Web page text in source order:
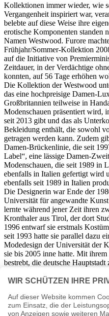
Kollektionen immer wieder, wie
Vergangenheit inspiriert war,
belebte auf diese Weise ihre
erotische Komponenten standen
Namen Westwood. Furore
Frühjahr/Sommer-Kollektion
auf die Initiative von
Zeitdauer, in der Verdächtige
konnten, auf 56 Tage erhöhen
Die Kollektion der Westwood
das eine hochpreisige Damen-
Großbritannien teilweise in
Modenschauen präsentiert wird,
seit 2013 gibt und das als
Bekleidung enthält, die sowohl
getragen werden kann. Zudem
Damen-Brückenlinie, die seit
Label“, eine lässige Damen-
Modenschauen, die seit 1989 in
ebenfalls in Italien gefertigt wird
ebenfalls seit 1989 in Italien
Die Designerin war Ende der
Universität für angewandte
lernte während jener Zeit ihren
Kronthaler aus Tirol, der dort
1996 entwarf sie erstmals
seit 1993 hatte sie parallel dazu
Modedesign der Universität der
sie bis 2005 inne hatte. Mit
bestrebt, die deutsche
Neben ihren Dependancen in
sie auch Geschirr und etablierte
Westwood, die auch politisch